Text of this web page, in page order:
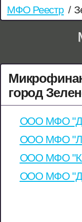
МФО Реестр /
город
ООО МФО
ООО МФО
ООО МФО
ООО МФО